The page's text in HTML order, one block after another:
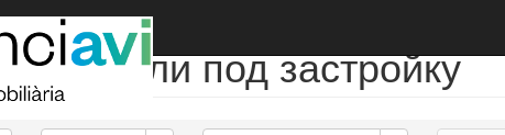
земли под застройку